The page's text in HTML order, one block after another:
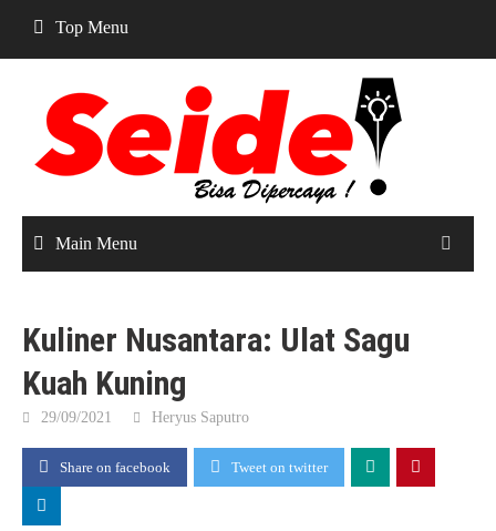
content
Top Menu
Main Menu
Kuliner Nusantara: Ulat Sagu
Kuah Kuning
29/09/2021 Heryus Saputro
Share on facebook Tweet on twitter